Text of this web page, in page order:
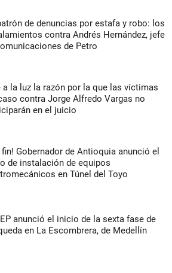
de denuncias por estafa y robo: los
contra Andrés Hernández, jefe
de Petro
a la luz la razón por la que las víctimas
contra Jorge Alfredo Vargas no
en el juicio
fin! Gobernador de Antioquia anunció el
de instalación de equipos
en Túnel del Toyo
anunció el inicio de la sexta fase de
en La Escombrera, de Medellín